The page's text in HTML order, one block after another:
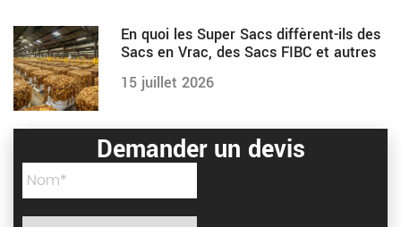
En quoi les Super Sacs diffèrent-ils des
Sacs en Vrac, des Sacs FIBC et autres
15 juillet 2026
Demander un devis